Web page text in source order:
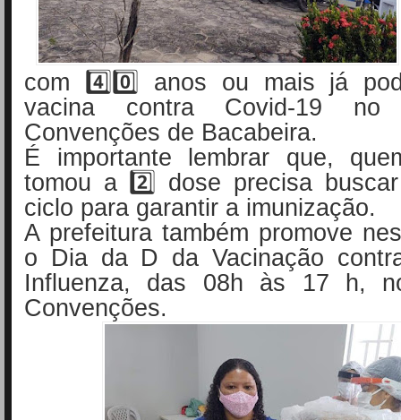
com 4️⃣0️⃣ anos ou mais já
vacina contra Covid-19
Convenções de Bacabeira.
É importante lembrar que,
tomou a 2️⃣ dose precisa
ciclo para garantir a imunização.
A prefeitura também promove
o Dia da D da Vacinação
Influenza, das 08h às 17 h,
Convenções.